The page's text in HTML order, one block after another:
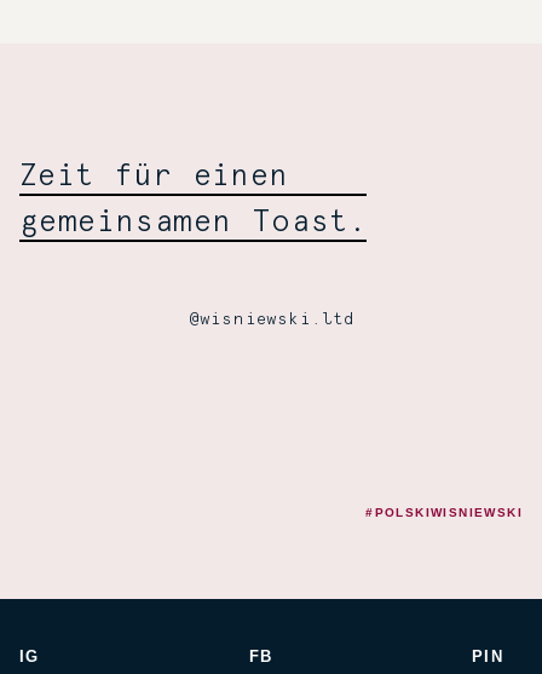
Zeit für einen
gemeinsamen Toast.
@wisniewski.ltd
#POLSKIWISNIEWSKI
IG FB PIN